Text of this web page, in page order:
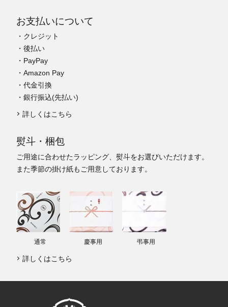
お支払いについて
・クレジット
・後払い
・PayPay
・Amazon Pay
・代金引換
・銀行振込(先払い)
詳しくはこちら
熨斗・梱包
ご用途に合わせたラッピング、熨斗をお選びいただけます。
また季節の掛け紙もご用意しております。
通常 慶事用 弔事用
詳しくはこちら